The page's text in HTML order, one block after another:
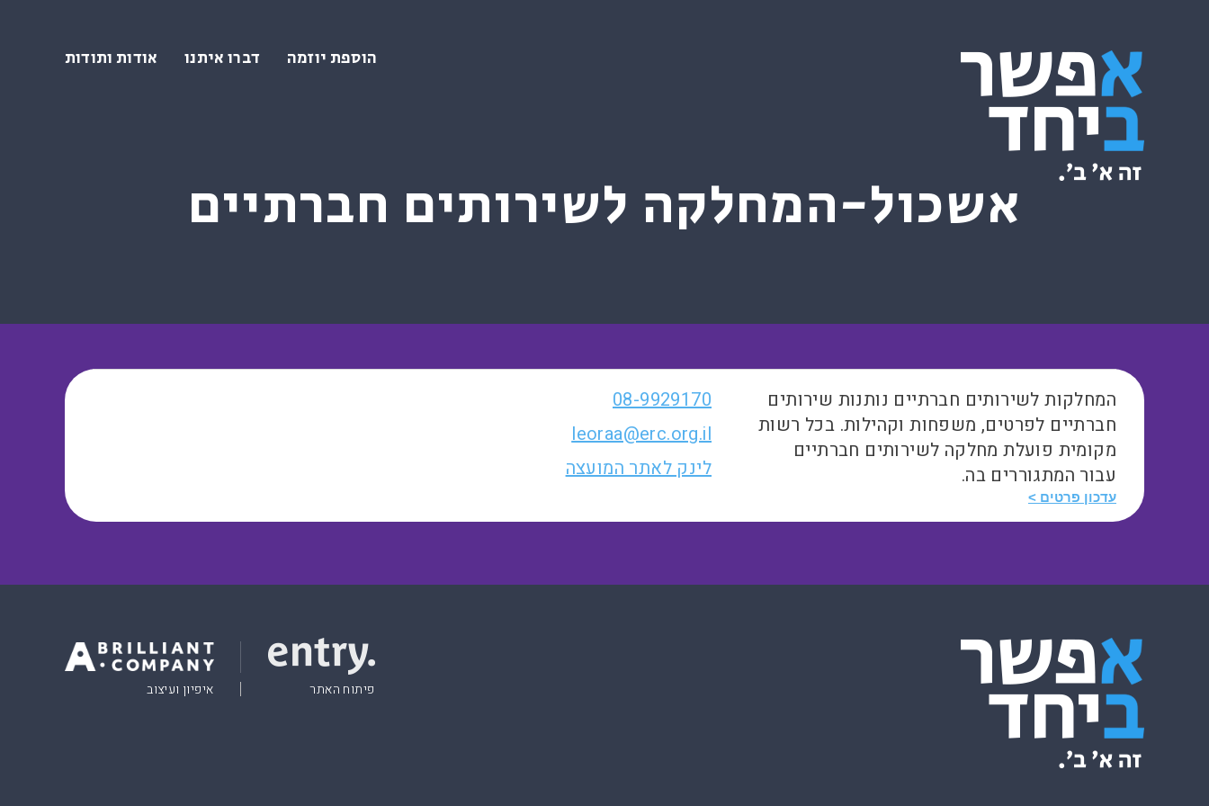
הוספת יוזמה דברו איתנו אודות ותודות
אשכול-המחלקה לשירותים חברתיים
המחלקות לשירותים חברתיים נותנות שירותים
חברתיים לפרטים, משפחות וקהילות. בכל רשות
מקומית פועלת מחלקה לשירותים חברתיים
עבור המתגוררים בה.
08-9929170
leoraa@erc.org.il
לינק לאתר המועצה
עדכון פרטים
פיתוח האתר איפיון ועיצוב